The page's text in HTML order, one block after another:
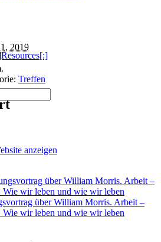
2019
Treffen
anzeigen
über William Morris. Arbeit –
wir leben und wie wir leben
über William Morris. Arbeit –
wir leben und wie wir leben